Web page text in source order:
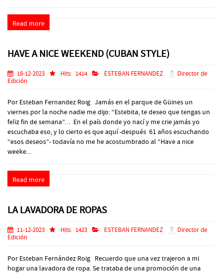
Read more
HAVE A NICE WEEKEND (CUBAN STYLE)
18-12-2023 Hits: 1414 ESTEBAN FERNANDEZ
Director de
Edición
Por Esteban Fernandez Roig Jamás en el parque de Güines un
viernes por la noche nadie me dijo: “Estebita, te deseo que tengas un
feliz fin de semana”… En el país donde yo nací y me crie jamás yo
escuchaba eso, y lo cierto es que aquí -después 61 años escuchando
“esos deseos”- todavía no me he acostumbrado al “Have a nice
weeke...
Read more
LA LAVADORA DE ROPAS
11-12-2023 Hits: 1423 ESTEBAN FERNANDEZ
Director de
Edición
Por Esteban Fernández Roig Recuerdo que una vez trajeron a mi
hogar una lavadora de ropa. Se trataba de una promoción de una